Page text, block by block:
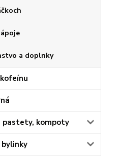
a doplnky
pastety, kompoty
bylinky